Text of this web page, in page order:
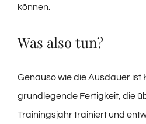
können.
Was also tun?
Genauso wie die Ausdauer ist
grundlegende Fertigkeit, die
Trainingsjahr trainiert und